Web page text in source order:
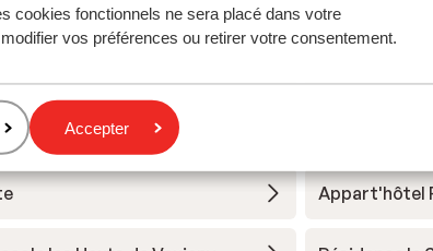
cookies fonctionnels ne sera placé dans votre
vos préférences ou retirer votre consentement.
Accepter
Hôtel Daria-I
Oz en Oisans Residence le
Appart'hôtel